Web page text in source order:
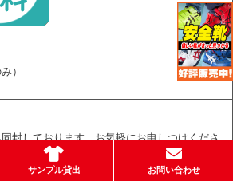
）
封しております。お気軽にお申しつけくださ
サンプル貸出 お問い合わせ